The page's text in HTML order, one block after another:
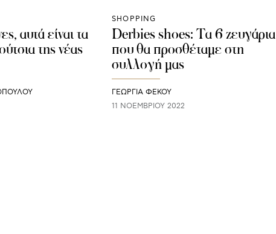
αυτά είναι τα
της νέας
SHOPPING
Derbies shoes: Tα 6 ζευγάρια
που θα προσθέταμε στη
συλλογή μας
ΓΕΩΡΓΙΑ ΦΕΚΟΥ
11 ΝΟΕΜΒΡΊΟΥ 2022